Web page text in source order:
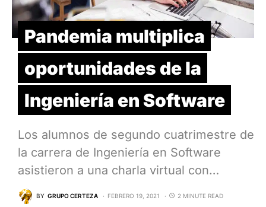
Pandemia multiplica
oportunidades de la
Ingeniería en Software
Los alumnos de segundo cuatrimestre de
la carrera de Ingeniería en Software
asistieron a una charla virtual con…
BY GRUPO CERTEZA FEBRERO 19, 2021 2 MINUTE READ